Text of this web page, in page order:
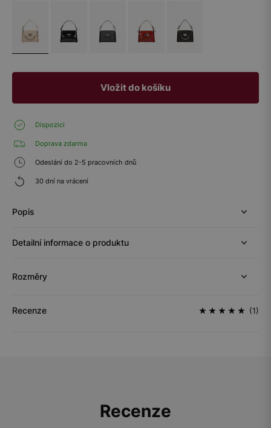
Vložit do košíku
Dispozici
Doprava zdarma
Odeslání do 2-5 pracovních dnů
30 dní na vrácení
Popis
Detailní informace o produktu
Rozměry
Recenze (1)
Recenze